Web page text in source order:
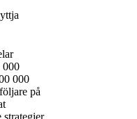
000
000
på
strategier